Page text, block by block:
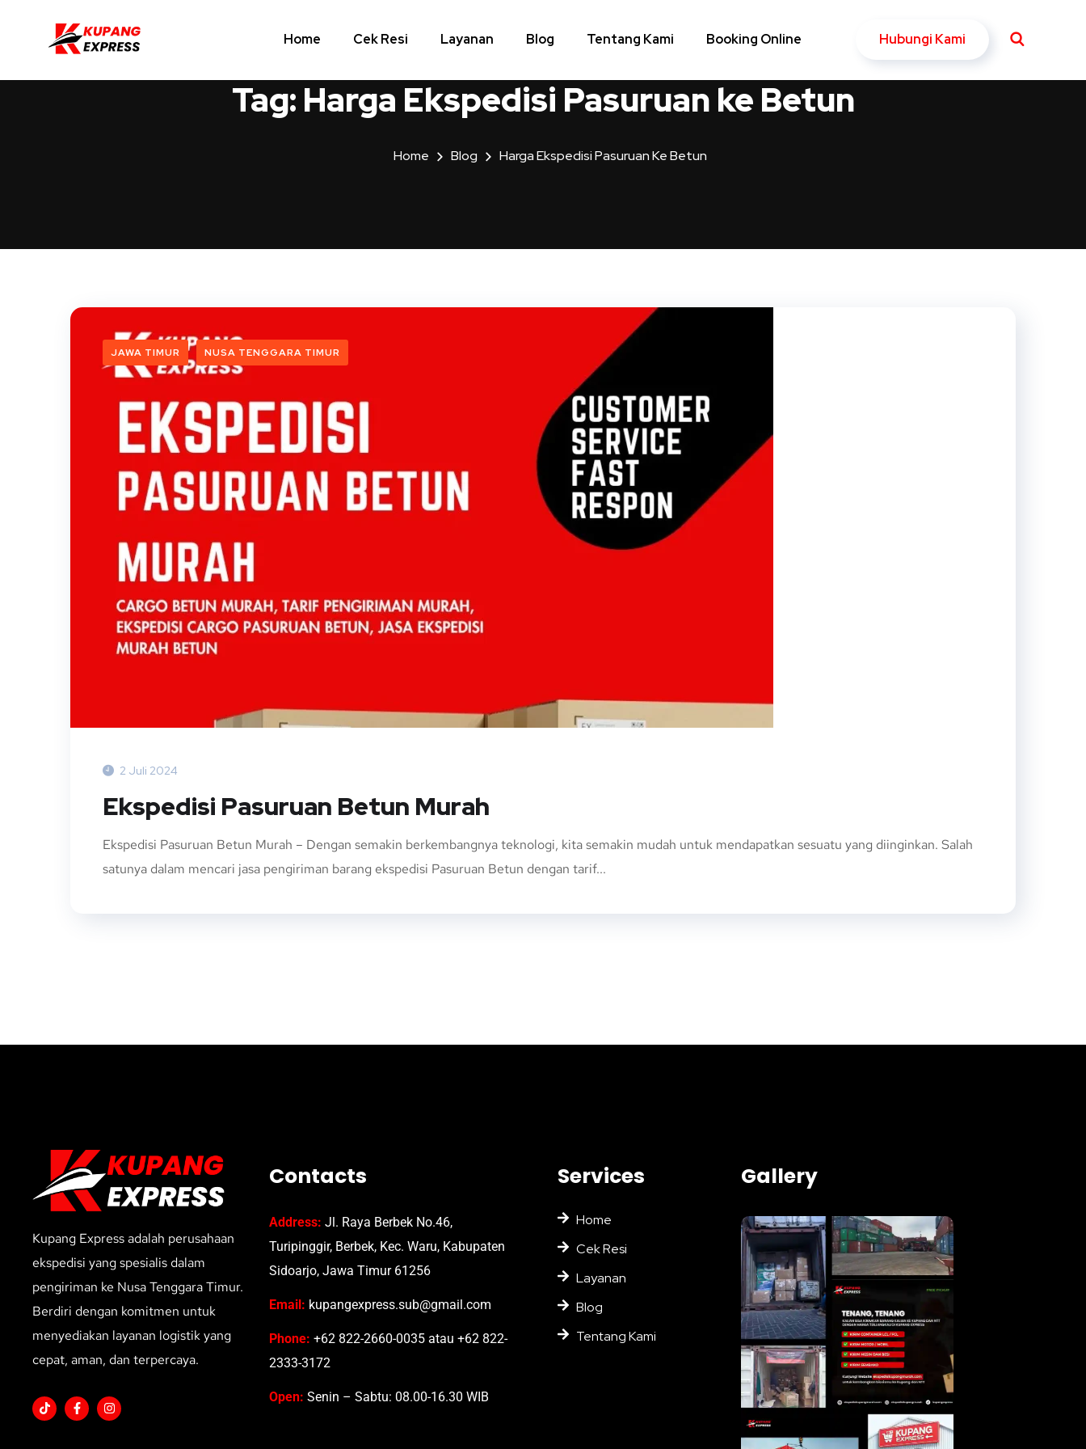
Home Cek Resi Layanan Blog Tentang Kami Booking Online Hubungi Kami
Tag: Harga Ekspedisi Pasuruan ke Betun
Home Blog Harga Ekspedisi Pasuruan Ke Betun
JAWA TIMUR NUSA TENGGARA TIMUR
2 Juli 2024
Ekspedisi Pasuruan Betun Murah
Ekspedisi Pasuruan Betun Murah – Dengan semakin berkembangnya teknologi, kita semakin mudah untuk mendapatkan sesuatu yang diinginkan. Salah
satunya dalam mencari jasa pengiriman barang ekspedisi Pasuruan Betun dengan tarif...
Kupang Express adalah perusahaan
ekspedisi yang spesialis dalam
pengiriman ke Nusa Tenggara Timur.
Berdiri dengan komitmen untuk
menyediakan layanan logistik yang
cepat, aman, dan terpercaya.
Contacts
Address: Jl. Raya Berbek No.46,
Turipinggir, Berbek, Kec. Waru, Kabupaten
Sidoarjo, Jawa Timur 61256
Email: kupangexpress.sub@gmail.com
Phone: +62 822-2660-0035 atau +62 822-
2333-3172
Open: Senin – Sabtu: 08.00-16.30 WIB
Services
Home
Cek Resi
Layanan
Blog
Tentang Kami
Gallery